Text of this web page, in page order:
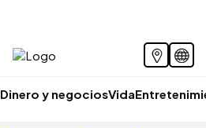
Dinero y negociosVida